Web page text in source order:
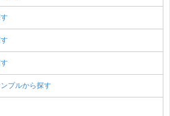
プルから探す